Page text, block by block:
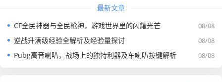
最新文章
08/08
CF全民神器与全民枪神，游戏世界里的闪耀光芒
08/08
逆战升满级经验全解析及经验量探讨
08/08
Pubg高音喇叭，战场上的独特利器及车喇叭按键解析